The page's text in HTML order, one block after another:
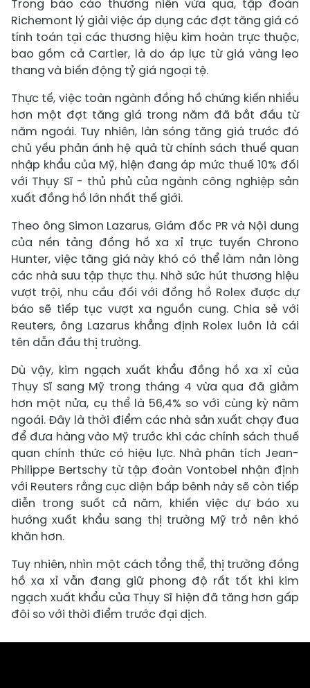
Trong báo cáo thường niên vừa qua, tập đoàn
Richemont lý giải việc áp dụng các đợt tăng giá có
tính toán tại các thương hiệu kim hoàn trực thuộc,
bao gồm cả Cartier, là do áp lực từ giá vàng leo
thang và biến động tỷ giá ngoại tệ.
Thực tế, việc toàn ngành đồng hồ chứng kiến nhiều
hơn một đợt tăng giá trong năm đã bắt đầu từ
năm ngoái. Tuy nhiên, làn sóng tăng giá trước đó
chủ yếu phản ánh hệ quả từ chính sách thuế quan
nhập khẩu của Mỹ, hiện đang áp mức thuế 10% đối
với Thụy Sĩ - thủ phủ của ngành công nghiệp sản
xuất đồng hồ lớn nhất thế giới.
Theo ông Simon Lazarus, Giám đốc PR và Nội dung
của nền tảng đồng hồ xa xỉ trực tuyến Chrono
Hunter, việc tăng giá này khó có thể làm nản lòng
các nhà sưu tập thực thụ. Nhờ sức hút thương hiệu
vượt trội, nhu cầu đối với đồng hồ Rolex được dự
báo sẽ tiếp tục vượt xa nguồn cung. Chia sẻ với
Reuters, ông Lazarus khẳng định Rolex luôn là cái
tên dẫn đầu thị trường.
Dù vậy, kim ngạch xuất khẩu đồng hồ xa xỉ của
Thụy Sĩ sang Mỹ trong tháng 4 vừa qua đã giảm
hơn một nửa, cụ thể là 56,4% so với cùng kỳ năm
ngoái. Đây là thời điểm các nhà sản xuất chạy đua
để đưa hàng vào Mỹ trước khi các chính sách thuế
quan chính thức có hiệu lực. Nhà phân tích Jean-
Philippe Bertschy từ tập đoàn Vontobel nhận định
với Reuters rằng cục diện bấp bênh này sẽ còn tiếp
diễn trong suốt cả năm, khiến việc dự báo xu
hướng xuất khẩu sang thị trường Mỹ trở nên khó
khăn hơn.
Tuy nhiên, nhìn một cách tổng thể, thị trường đồng
hồ xa xỉ vẫn đang giữ phong độ rất tốt khi kim
ngạch xuất khẩu của Thụy Sĩ hiện đã tăng hơn gấp
đôi so với thời điểm trước đại dịch.